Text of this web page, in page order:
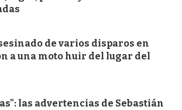
de varios disparos en
a una moto huir del lugar del
las advertencias de Sebastián